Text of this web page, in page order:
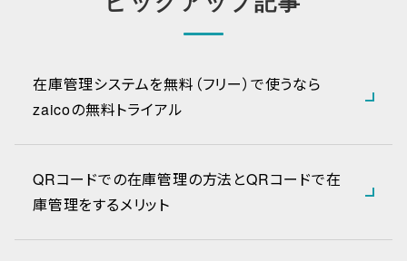
在庫管理システムを無料（フリー）で使うなら
zaicoの無料トライアル
QRコードでの在庫管理の方法とQRコードで在
庫管理をするメリット